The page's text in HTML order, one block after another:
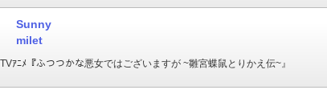
Sunny
milet
TVｱﾆﾒ『ふつつかな悪女ではございますが ~雛宮蝶鼠とりかえ伝~』